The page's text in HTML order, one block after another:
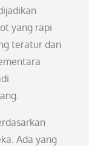
yang rapi
teratur dan
Ada yang